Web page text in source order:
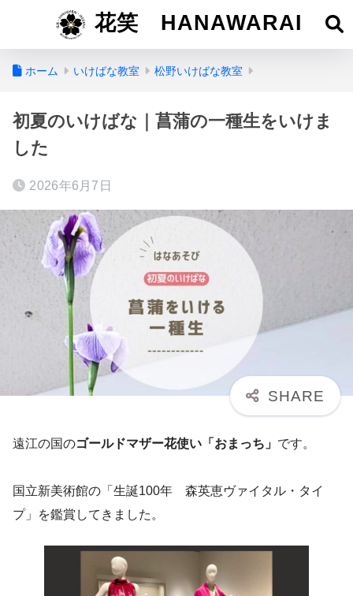
花笑 HANAWARAI
ホーム いけばな教室 松野いけばな教室
初夏のいけばな｜菖蒲の一種生をいけま
した
2026年6月7日
遠江の国のゴールドマザー花使い「おまっち」 です。
国立新美術館の「生誕100年 森英恵ヴァイタル・タイ
プ」を鑑賞してきました。